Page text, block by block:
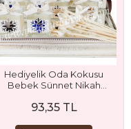
Hediyelik Oda Kokusu
Bebek Sünnet Nikah
93,35 TL